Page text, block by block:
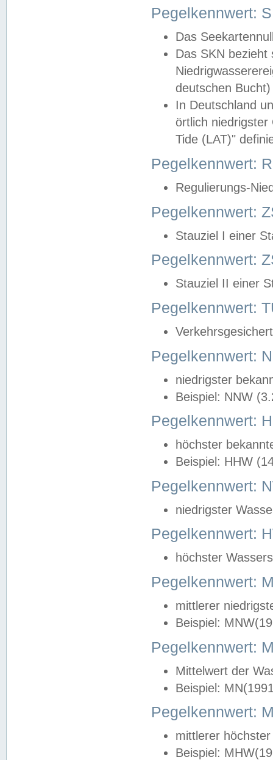
Pegelkennwert:
Das
Das SKN
deutschen
In Deutschland
örtlich
Tide (LAT)"
Pegelkennwert:
Regulierungs-
Pegelkennwert:
Stauziel I einer
Pegelkennwert:
Stauziel II einer
Pegelkennwert:
Pegelkennwert:
niedrigster
Beispiel: NNW
Pegelkennwert:
höchster
Beispiel: HHW
Pegelkennwert:
niedrigster
Pegelkennwert:
höchster
Pegelkennwert:
mittlerer
Beispiel:
Pegelkennwert:
Mittelwert der
Beispiel:
Pegelkennwert:
mittlerer
Beispiel: